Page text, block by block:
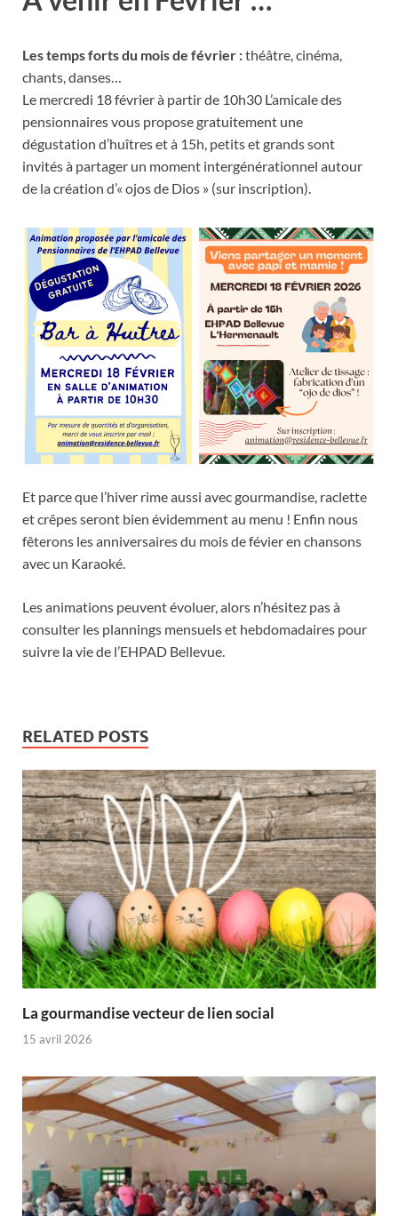
Les temps forts du mois de février :théâtre, cinéma,
chants, danses…
Le mercredi 18 février à partir de 10h30 L’amicale des
pensionnaires vous propose gratuitement une
dégustation d’huîtres et à 15h, petits et grands sont
invités à partager un moment intergénérationnel autour
de la création d’« ojos de Dios » (sur inscription).
Et parce que l’hiver rime aussi avec gourmandise, raclette
et crêpes seront bien évidemment au menu ! Enfin nous
fêterons les anniversaires du mois de févier en chansons
avec un Karaoké.
Les animations peuvent évoluer, alors n’hésitez pas à
consulter les plannings mensuels et hebdomadaires pour
suivre la vie de l’EHPAD Bellevue.
RELATED POSTS
La gourmandise vecteur de lien social
15 avril 2026